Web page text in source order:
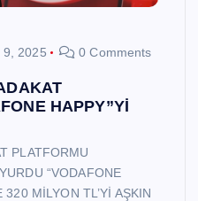
9, 2025 0 Comments
HAPPY”Yİ
PLATFORMU
“VODAFONE
MİLYON TL’Yİ AŞKIN